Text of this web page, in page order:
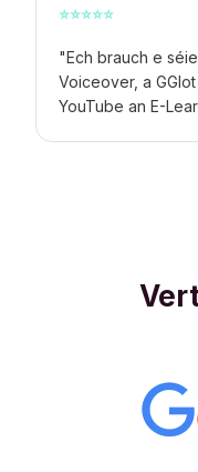
⭐⭐⭐⭐⭐
"Ech brauch e
Voiceover, a
YouTube an E-